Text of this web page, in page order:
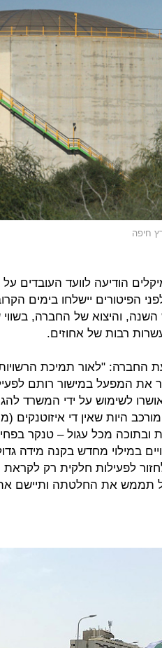
חיפה
הודיעה לוועד העובדים
רבות של אחוזים.
החברה: "לאור תמיכת
את המפעל במישור רותם
לשימוש על ידי המשרד
היות שאין די איזוטנקים
במילוי מחדש בקנה מידה
לפעילות חלקית רק
את החלטתה ותיישם את